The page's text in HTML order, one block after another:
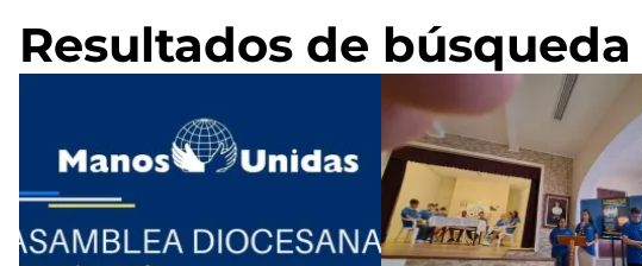
navegación
Resultados de búsqueda